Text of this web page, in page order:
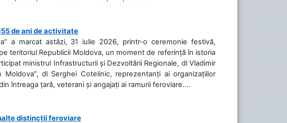
de ani de activitate
a marcat astăzi, 31 iulie 2026, printr-o ceremonie festivă,
teritoriul Republicii Moldova, un moment de referință în istoria
ministrul Infrastructurii și Dezvoltării Regionale, dl Vladimir
dl Serghei Cotelinic, reprezentanți ai organizațiilor
întreaga țară, veterani și angajați ai ramurii feroviare....
distincții feroviare